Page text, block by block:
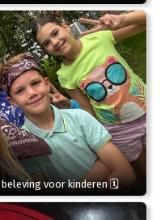
beleving voor kinderen 🗓